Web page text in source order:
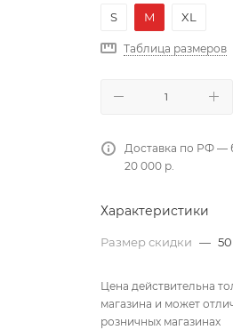
S
M XL
Таблица размеров
Доставка по РФ —
20 000 р.
Характеристики
Размер скидки — 50
Цена действительна
магазина и может
розничных магазинах